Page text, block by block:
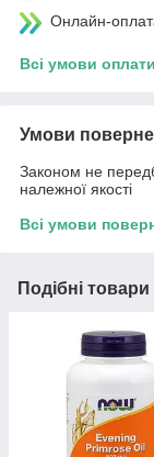
Онлайн-
Всі умови оплати
Умови
Законом не
належної якості
Всі умови
Подібні товари